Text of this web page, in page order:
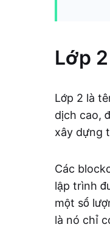
Lớp
Lớp 2 là
dịch cao,
xây dựng
Các
lập trình
một số
là nó chỉ